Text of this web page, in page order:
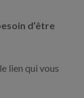
d’être
lien qui vous